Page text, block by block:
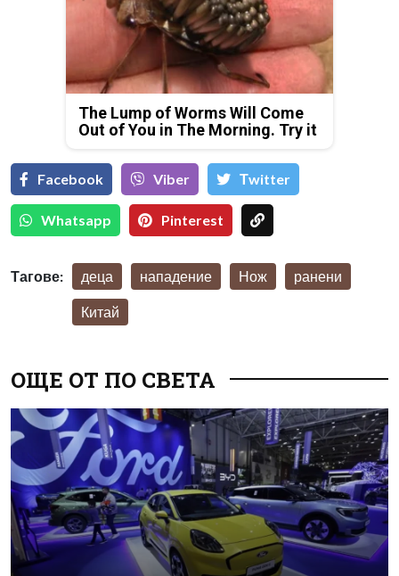
The Lump of Worms Will Come
Out of You in The Morning. Try it
Facebook Viber Тwitter
Whatsapp Pinterest
Тагове: деца нападение Нож ранени
Китай
ОЩЕ ОТ ПО СВЕТА